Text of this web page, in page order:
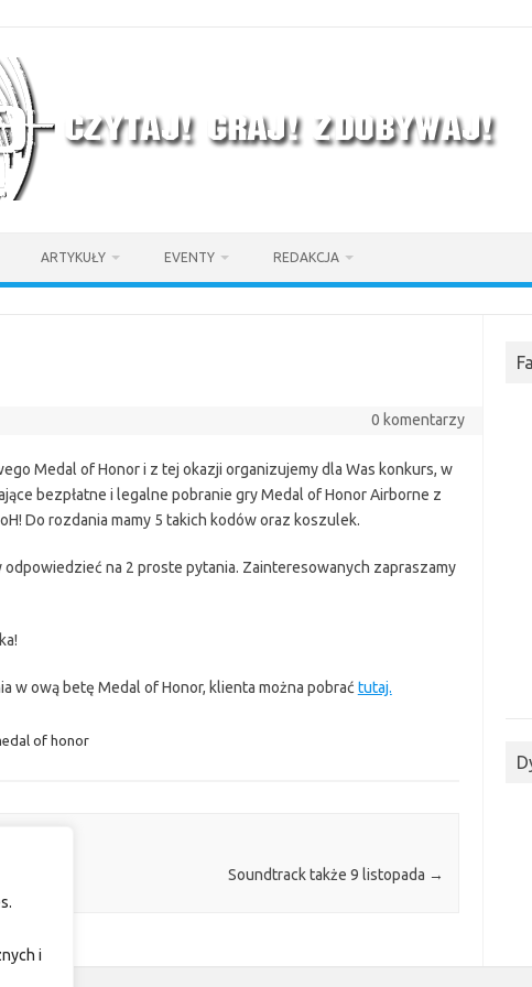
i
ARTYKUŁY EVENTY REDAKCJA
0 komentarzy
Medal of Honor i z tej okazji organizujemy dla Was konkurs, w
bezpłatne i legalne pobranie gry Medal of Honor Airborne z
Do rozdania mamy 5 takich kodów oraz koszulek.
na 2 proste pytania. Zainteresowanych zapraszamy
w ową betę Medal of Honor, klienta można pobrać tutaj.
of honor
Soundtrack także 9 listopada →